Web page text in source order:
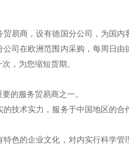
易商，设有德国分公司，为国内
司在欧洲范围内采购，每周日由
，为您缩短货期。
的服务贸易商之一。
技术实力，服务于中国地区的合
色的企业文化，对内实行科学管